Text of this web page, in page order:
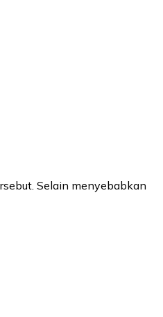
Selain menyebabkan